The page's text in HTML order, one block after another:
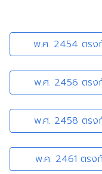
พ.ศ. 2454 ตรง
พ.ศ. 2456 ตรง
พ.ศ. 2458 ตรง
พ.ศ. 2461 ตรง